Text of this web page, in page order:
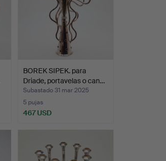
BOREK SIPEK. para
Driade, portavelas o can…
Subastado 31 mar 2025
5 pujas
467 USD